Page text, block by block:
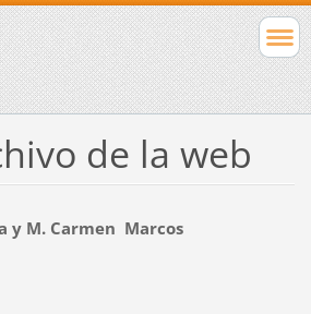
de la web
y M. Carmen Marcos